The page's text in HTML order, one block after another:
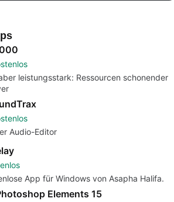
leistungsstark: Ressourcen schonender
Audio-Editor
App für Windows von Asapha Halifa.
Elements 15